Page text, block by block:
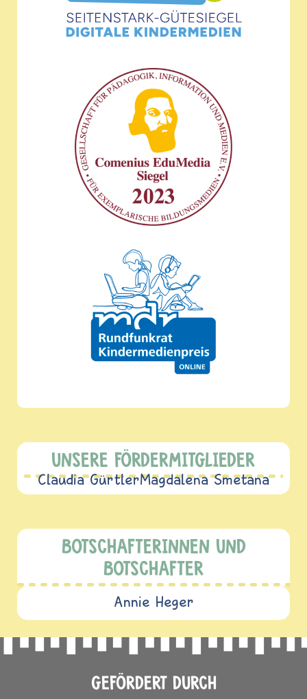
UNSERE FÖRDERMITGLIEDER
Claudia GürtlerMagdalena Smetana
BOTSCHAFTERINNEN UND
BOTSCHAFTER
Annie Heger
GEFÖRDERT DURCH